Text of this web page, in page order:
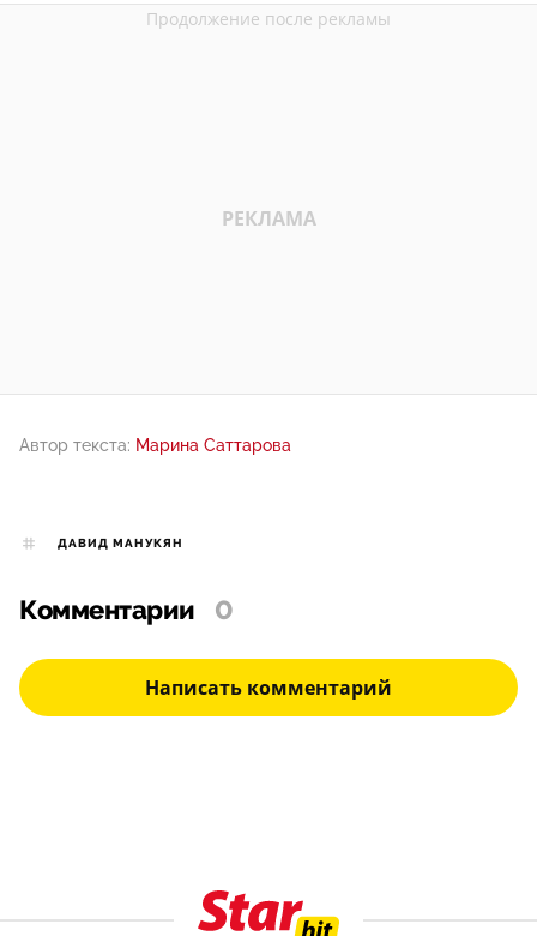
Автор текста: Марина Саттарова
ДАВИД МАНУКЯН
Комментарии 0
Написать комментарий